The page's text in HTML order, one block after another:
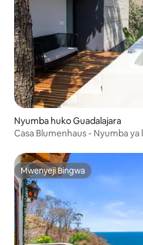
Nyumba huko Guadalajara
Casa Blumenhaus - Nyumba
Mwenyeji Bingwa
Mwenyeji Bingwa